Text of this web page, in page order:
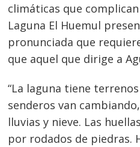
climáticas que
Laguna El Huemul
pronunciada que
que aquel que dirige a
“La laguna tiene
senderos van
lluvias y nieve. Las
por rodados de piedras.